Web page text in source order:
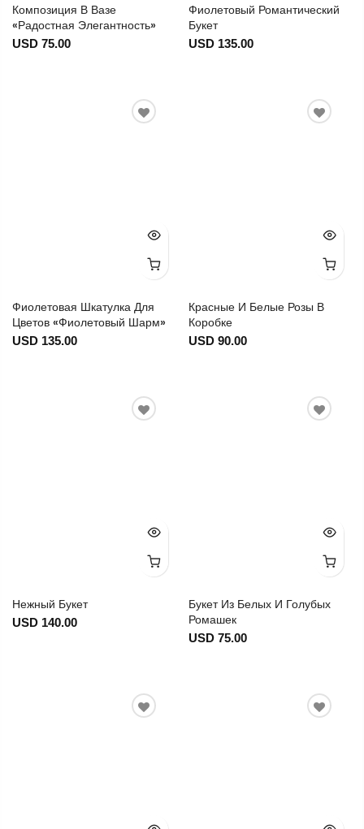
Композиция В Вазе
«Радостная Элегантность»
USD 75.00
Фиолетовый Романтический
Букет
USD 135.00
Фиолетовая Шкатулка Для
Цветов «Фиолетовый Шарм»
USD 135.00
Красные И Белые Розы В
Коробке
USD 90.00
Нежный Букет
USD 140.00
Букет Из Белых И Голубых
Ромашек
USD 75.00